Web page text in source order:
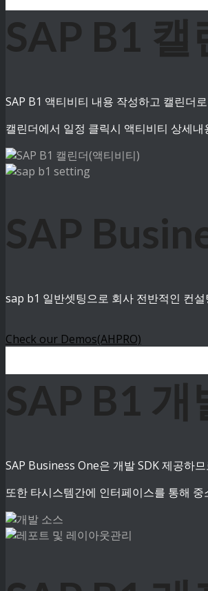
SAP B1
SAP B1 액티비티 내용 작성하고 캘린더
캘린더에서 일정 클릭시 액티비티 상세
SAP
sap b1 일반셋팅으로 회사 전반적인 컨
Check our Demos(AHPRO)
SAP B1 개
SAP Business One은 개발 SDK 제공하
또한 타시스템간에 인터페이스를 통해